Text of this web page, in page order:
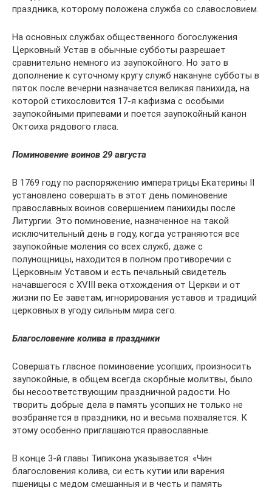
праздника, которому положена служба со славословием.
На основных службах общественного богослужения
Церковный Устав в обычные субботы разрешает
сравнительно немного из заупокойного. Но зато в
дополнение к суточному кругу служб накануне субботы в
пяток после вечерни назначается великая панихида, на
которой стихословится 17-я кафизма с особыми
заупокойными припевами и поется заупокойный канон
Октоиха рядового гласа.
Поминовение воинов 29 августа
В 1769 году по распоряжению императрицы Екатерины II
установлено совершать в этот день поминовение
православных воинов совершением панихиды после
Литургии. Это поминовение, назначенное на такой
исключительный день в году, когда устраняются все
заупокойные моления со всех служб, даже с
полунощницы, находится в полном противоречии с
Церковным Уставом и есть печальный свидетель
начавшегося с XVIII века отхождения от Церкви и от
жизни по Ее заветам, игнорирования уставов и традиций
церковных в угоду сильным мира сего.
Благословение колива в праздники
Совершать гласное поминовение усопших, произносить
заупокойные, в общем всегда скорбные молитвы, было
бы несоответствующим праздничной радости. Но
творить добрые дела в память усопших не только не
возбраняется в праздники, но и весьма похваляется. К
этому особенно приглашаются православные.
В конце 3-й главы Типикона указывается: «Чин
благословения колива, си есть кутии или варения
пшеницы с медом смешанныя и в честь и память